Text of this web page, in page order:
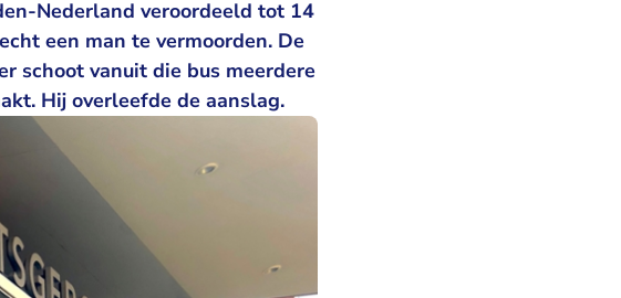
Nederland veroordeeld tot 14
een man te vermoorden. De
schoot vanuit die bus meerdere
Hij overleefde de aanslag.